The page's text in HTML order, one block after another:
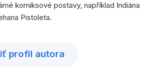
komiksové postavy, například Indiána
Pistoleta.
profil autora